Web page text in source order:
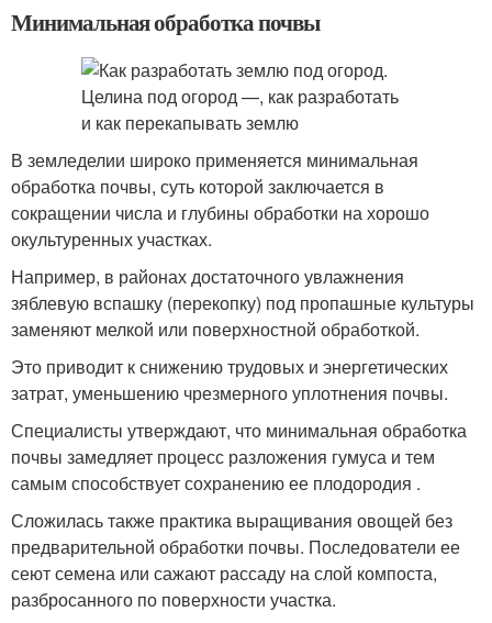
Минимальная обработка почвы
В земледелии широко применяется минимальная
обработка почвы, суть которой заключается в
сокращении числа и глубины обработки на хорошо
окультуренных участках.
Например, в районах достаточного увлажнения
зяблевую вспашку (перекопку) под пропашные культуры
заменяют мелкой или поверхностной обработкой.
Это приводит к снижению трудовых и энергетических
затрат, уменьшению чрезмерного уплотнения почвы.
Специалисты утверждают, что минимальная обработка
почвы замедляет процесс разложения гумуса и тем
самым способствует сохранению ее плодородия .
Сложилась также практика выращивания овощей без
предварительной обработки почвы. Последователи ее
сеют семена или сажают рассаду на слой компоста,
разбросанного по поверхности участка.